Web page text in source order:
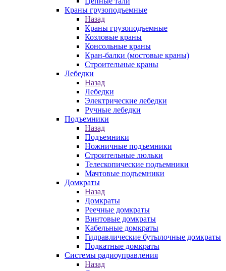
Краны грузоподъемные
Назад
Краны грузоподъемные
Козловые краны
Консольные краны
Кран-балки (мостовые краны)
Строительные краны
Лебедки
Назад
Лебедки
Электрические лебедки
Ручные лебедки
Подъемники
Назад
Подъемники
Ножничные подъемники
Строительные люльки
Телескопические подъемники
Мачтовые подъемники
Домкраты
Назад
Домкраты
Реечные домкраты
Винтовые домкраты
Кабельные домкраты
Гидравлические бутылочные домкраты
Подкатные домкраты
Системы радиоуправления
Назад